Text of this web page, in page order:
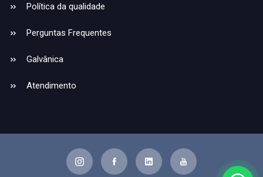
Política da qualidade
Perguntas Frequentes
Galvânica
Atendimento